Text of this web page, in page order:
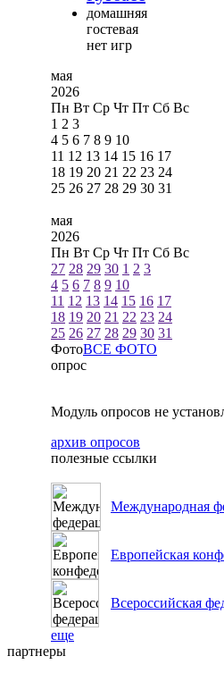
домашняя
гостевая
нет игр
мая
2026
Пн Вт Ср Чт Пт Сб Вс
1 2 3
4 5 6 7 8 9 10
11 12 13 14 15 16 17
18 19 20 21 22 23 24
25 26 27 28 29 30 31
мая
2026
Пн Вт Ср Чт Пт Сб Вс
27 28 29 30 1 2 3
4 5 6 7 8 9 10
11 12 13 14 15 16 17
18 19 20 21 22 23 24
25 26 27 28 29 30 31
ФотоВСЕ ФОТО
опрос
Модуль опросов не
архив опросов
полезные ссылки
Международная
Европейская
Всероссийская
еще
партнеры